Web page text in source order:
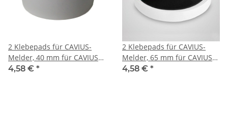
2 Klebepads für CAVIUS-
Melder, 40 mm für CAVIUS
"Invisible" Melder
4,58 € *
2 Klebepads für CAVIUS-
Melder, 65 mm für CAVIUS
"Wireless" Melder
4,58 € *